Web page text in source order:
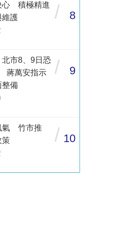
心 積極精進
維護
/ 8
市8、9日恐
蔣萬安指示
整備
/ 9
氣 竹市推
策
/ 10